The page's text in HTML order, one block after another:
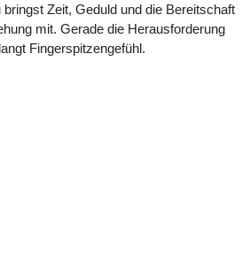
Zeit, Geduld und die Bereitschaft
mit. Gerade die Herausforderung
Fingerspitzengefühl.